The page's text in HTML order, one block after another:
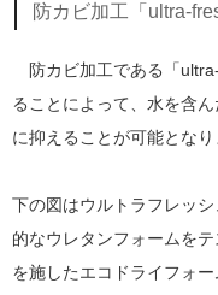
防カビ加工「ultra-
防カビ加工である「
ることによって、水を含
に抑えることが可能となり
下の図はウルトラフレッ
的なウレタンフォームを
を施したエコドライフォ